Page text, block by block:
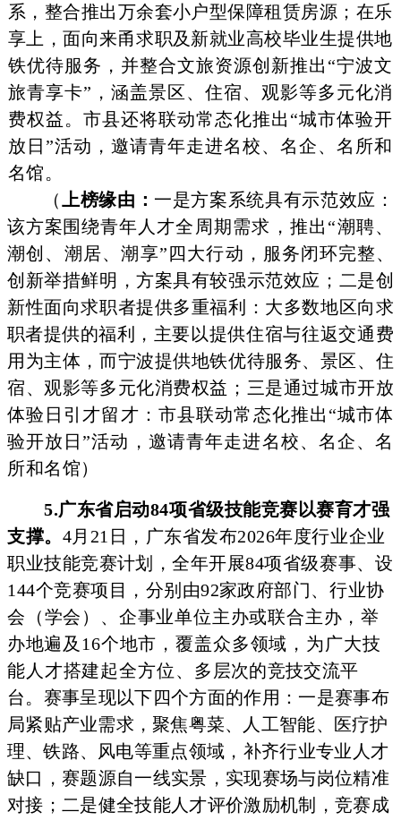
系，整合推出万余套小户型保障租赁房源；在乐
享上，面向来甬求职及新就业高校毕业生提供地
铁优待服务，并整合文旅资源创新推出“宁波文
旅青享卡”，涵盖景区、住宿、观影等多元化消
费权益。市县还将联动常态化推出“城市体验开
放日”活动，邀请青年走进名校、 名企、名所和
名馆。
（上榜缘由： 一是方案系统具有示范效应：
该方案围绕青年 人才全周期需求，推出“潮聘、
潮创、潮居、潮享”四 大行动， 服务闭环完整、
创新举措鲜明，方案具有较强示范效应； 二是创
新性面向求职者提供多重福利：大多数地区向求
职者提供的福利， 主要以提供住宿与往返交通费
用为主体，而宁波提供地铁优待服务、景区、住
宿、观影等多元化消费权益；三是通过城市开放
体验日引才留才：市县联动常态化推出“城市体
验开放日”活动， 邀请青年走进名校、名企、名
所和名馆）
5.广东省启动84项省级技能竞赛以赛育才强
支撑。 4月21 日，广东省发布2026年度行业企业
职业技能竞赛计划，全年开展84项省级赛事、设
144个竞赛项 目，分别由92家政府部门、 行业协
会（学会）、企事业单位主办或联合主办，举
办地遍及 16个地市，覆盖众多领域，为广大技
能人才搭建起全方位、多 层次的竞技交流平
台。赛事呈现以下四个方面的作用：一是赛事布
局紧贴产业需求，聚焦粤菜、人工智能、医疗护
理、铁路、风电等重点领域，补齐行业专业人才
缺口，赛题源自一线实景，实现赛场与岗位精准
对接；二是健全技能人才评价激励机制，竞赛成